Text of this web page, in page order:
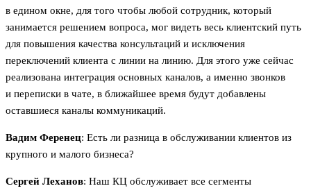
в едином окне, для того чтобы любой сотрудник, который
занимается решением вопроса, мог видеть весь клиентский путь
для повышения качества консультаций и исключения
переключений клиента с линии на линию. Для этого уже сейчас
реализована интеграция основных каналов, а именно звонков
и переписки в чате, в ближайшее время будут добавлены
оставшиеся каналы коммуникаций.
Вадим Ференец: Есть ли разница в обслуживании клиентов из
крупного и малого бизнеса?
Сергей Леханов: Наш КЦ обслуживает все сегменты